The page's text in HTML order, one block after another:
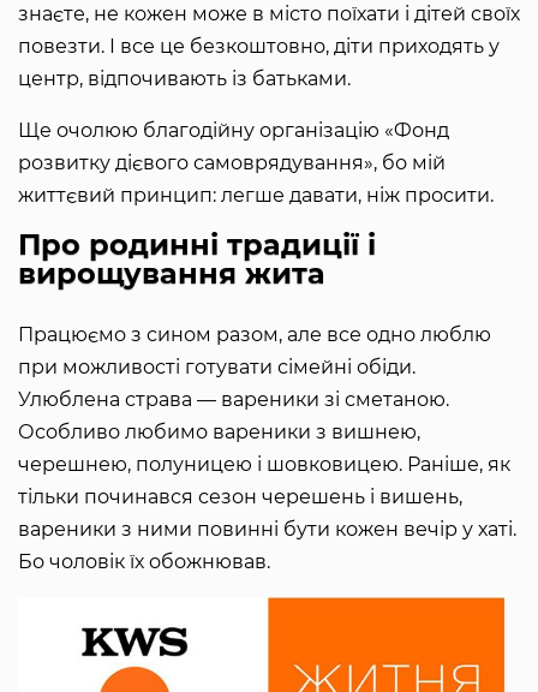
знаєте, не кожен може в місто поїхати і дітей своїх
повезти. І все це безкоштовно, діти приходять у
центр, відпочивають із батьками.
Ще очолюю благодійну організацію «Фонд
розвитку дієвого самоврядування», бо мій
життєвий принцип: легше давати, ніж просити.
Про родинні традиції і
вирощування жита
Працюємо з сином разом, але все одно люблю
при можливості готувати сімейні обіди.
Улюблена страва — вареники зі сметаною.
Особливо любимо вареники з вишнею,
черешнею, полуницею і шовковицею. Раніше, як
тільки починався сезон черешень і вишень,
вареники з ними повинні бути кожен вечір у хаті.
Бо чоловік їх обожнював.